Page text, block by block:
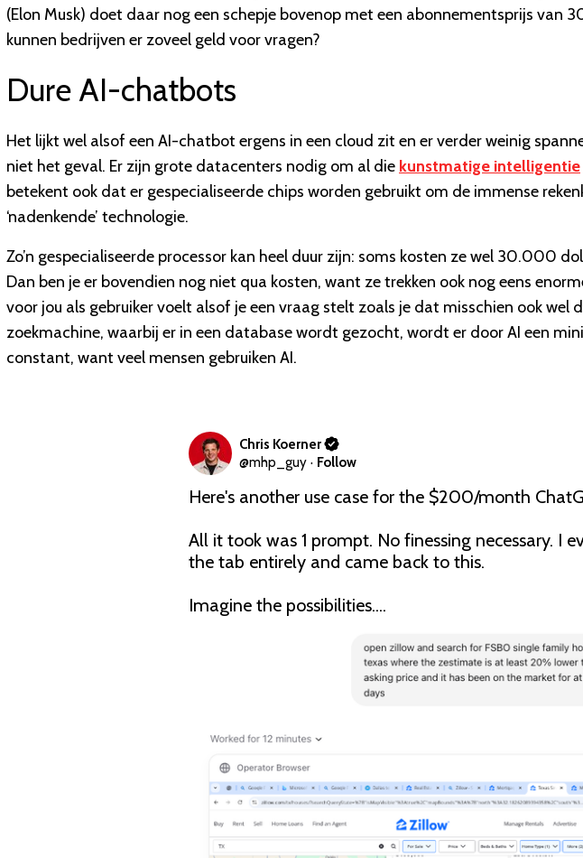
(Elon Musk) doet daar nog een schepje bovenop met een abonnementsprijs van
kunnen bedrijven er zoveel geld voor vragen?
Dure AI-chatbots
Het lijkt wel alsof een AI-chatbot ergens in een cloud zit en er verder weinig
niet het geval. Er zijn grote datacenters nodig om al die kunstmatige intelligentie
betekent ook dat er gespecialiseerde chips worden gebruikt om de immense
‘nadenkende’ technologie.
Zo’n gespecialiseerde processor kan heel duur zijn: soms kosten ze wel 30.000
Dan ben je er bovendien nog niet qua kosten, want ze trekken ook nog eens
voor jou als gebruiker voelt alsof je een vraag stelt zoals je dat misschien ook wel
zoekmachine, waarbij er in een database wordt gezocht, wordt er door AI een
constant, want veel mensen gebruiken AI.
Chris Koerner
@mhp_guy · Follow
Here's another use case for the $200/month
All it took was 1 prompt. No finessing necessary. I
the tab entirely and came back to this.
Imagine the possibilities....